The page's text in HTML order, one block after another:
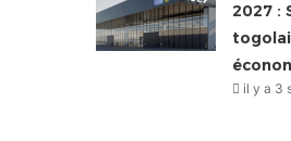
2027 :
il y a 3